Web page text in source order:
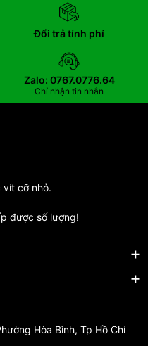
Đổi trả tính phí
Zalo: 0767.0776.64
Chỉ nhận tin nhắn
vít cỡ nhỏ.
được số lượng!
Hòa Bình, Tp Hồ Chí